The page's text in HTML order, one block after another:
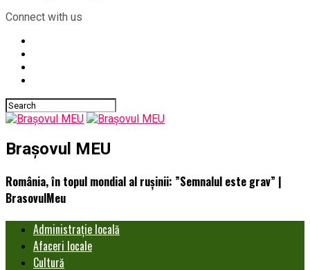
Connect with us
Brașovul MEU
România, în topul mondial al rușinii: ”Semnalul este grav” |
BrasovulMeu
Administrație locală
Afaceri locale
Cultură